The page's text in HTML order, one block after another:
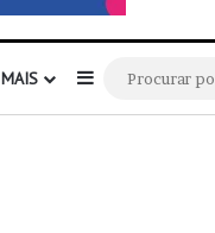
MAIS Barra Lateral